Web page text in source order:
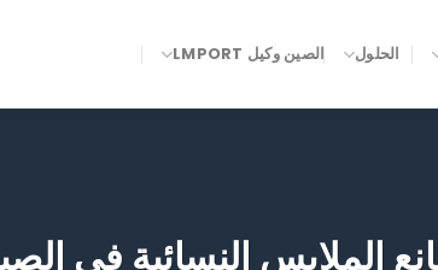
الحلول الصين وكيل LMPORT